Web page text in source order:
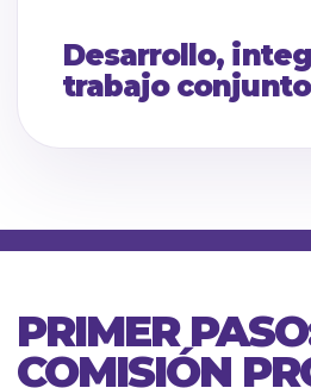
Desarrollo,
trabajo conjunto
PRIMER
COMISIÓN